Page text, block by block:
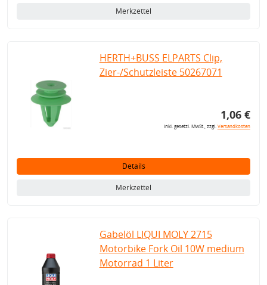
Merkzettel
HERTH+BUSS ELPARTS Clip,
Zier-/Schutzleiste 50267071
1,06 €
inkl. gesetzl. MwSt., zzgl.Versandkosten
Details
Merkzettel
Gabelöl LIQUI MOLY 2715
Motorbike Fork Oil 10W medium
Motorrad 1 Liter